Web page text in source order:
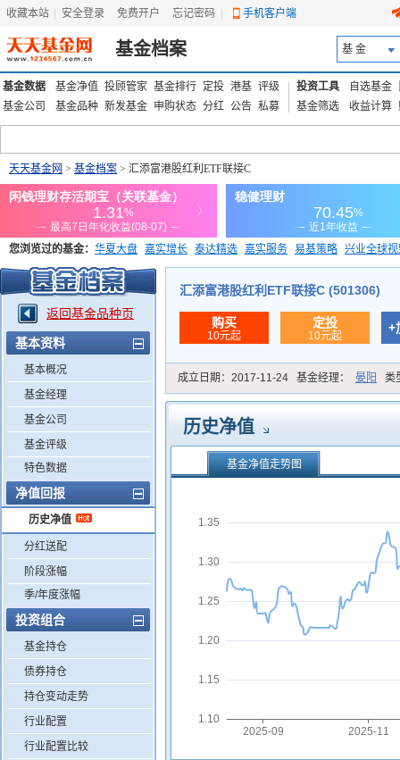
收藏本站 安全登录 免费开户 忘记密码 手机客户端
基金档案 基 金
基金数据 基金净值 投顾管家 基金排行 定投 港基 评级
基金公司
基金品种 新发基金 申购状态 分红 公告 私募
投资工具 自选基金
基金筛选
收益计算
天天基金网 > 基金档案 > 汇添富港股红利ETF联接C
您浏览过的基金： 华夏大盘 嘉实增长 泰达精选 嘉实服务 易基策略 兴业全球
添富优势 华安宏利 上证180价值ETF
返回基金品种页
基本资料
基本概况
基金经理
基金公司
基金评级
特色数据
净值回报
历史净值
分红送配
阶段涨幅
季/年度涨幅
投资组合
基金持仓
债券持仓
持仓变动走势
行业配置
行业配置比较
汇添富港股红利ETF联接C (501306)
购买
10元起
定投
10元起
+
成立日期： 2017-11-24 基金经理： 晏阳 类
历史净值
基金净值走势图
1.10
1.15
1.20
1.25
1.30
1.35
2025-09 2025-11